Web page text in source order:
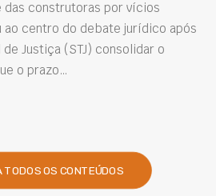
das construtoras por vícios
centro do debate jurídico após
Justiça (STJ) consolidar o
o prazo…
OS CONTEÚDOS